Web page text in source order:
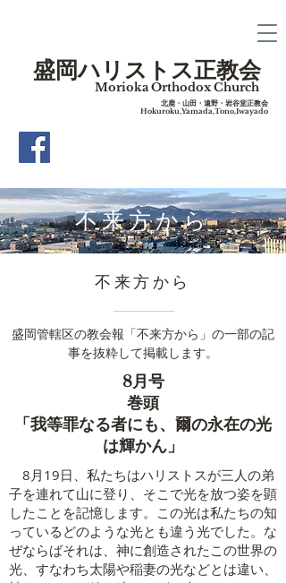
盛岡ハリストス正教会
Morioka Orthodox Church
​北鹿・山田・遠野・岩谷堂正教会
Hokuroku,Yamada,Tono,Iwayado
​不来方から
​不来方から
盛岡管轄区の教会報「不来方から」の一部の記
事を抜粋して掲載します。
8月号
​巻頭
「我等罪なる者にも、爾の永在の光
は輝かん」
8月19日、私たちはハリストスが三人の弟
子を連れて山に登り、そこで光を放つ姿を顕
したことを記憶します。この光は私たちの知
っているどのような光とも違う光でした。な
ぜならばそれは、神に創造されたこの世界の
光、すなわち太陽や稲妻の光などとは違い、